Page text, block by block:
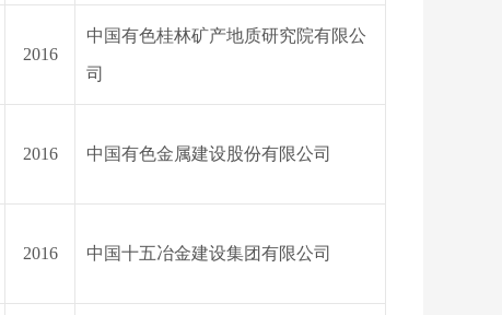
2016
中国有色桂林矿产地质研究院有限公
司
2016 中国有色金属建设股份有限公司
2016 中国十五冶金建设集团有限公司